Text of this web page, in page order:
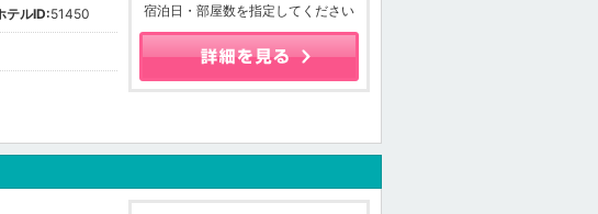
テルID:51450
宿泊日・部屋数を指定してください